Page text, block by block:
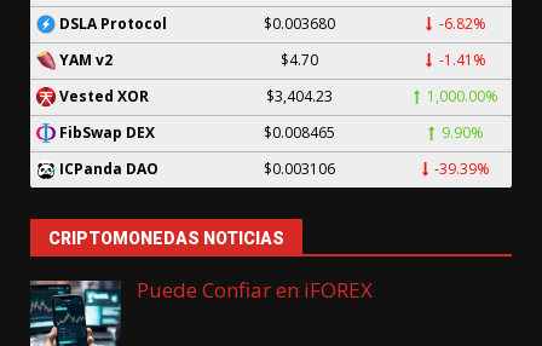
DSLA Protocol
$0.003680
-6.82%
YAM v2
$4.70
-1.41%
Vested XOR
$3,404.23
1,000.00%
FibSwap DEX
$0.008465
9.90%
ICPanda DAO
$0.003106 -39.39%
CRIPTOMONEDAS NOTICIAS
Puede Confiar en iFOREX